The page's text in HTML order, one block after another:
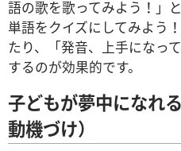
語の歌を歌ってみよう！」
単語をクイズにしてみよう
たり、「発音、上手になっ
するのが効果的です。
子どもが夢中になれ
動機づけ）